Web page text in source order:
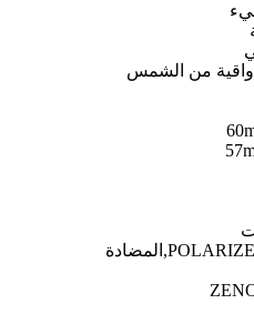
من الشمس
POLARIZED,المضادة